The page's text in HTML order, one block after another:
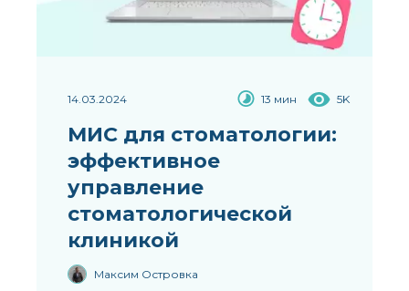
14.03.2024 13 мин 5K
МИС для стоматологии:
эффективное
управление
стоматологической
клиникой
Максим Островка